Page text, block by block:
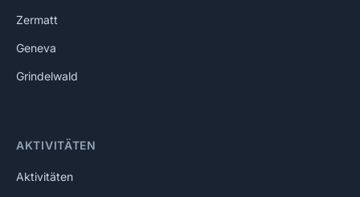
Zermatt
Geneva
Grindelwald
AKTIVITÄTEN
Aktivitäten